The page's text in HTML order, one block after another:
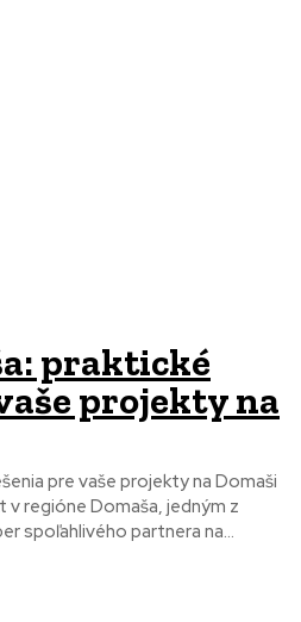
praktické
projekty na
pre vaše projekty na Domaši
regióne Domaša, jedným z
spoľahlivého partnera na...